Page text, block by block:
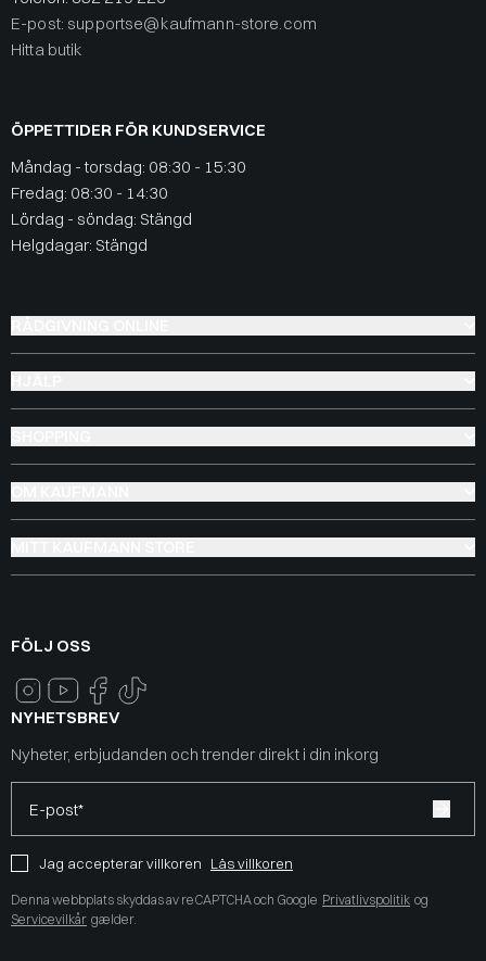
E-post: supportse@kaufmann-store.com
Hitta butik
ÖPPETTIDER FÖR KUNDSERVICE
Måndag - torsdag: 08:30 - 15:30
Fredag: 08:30 - 14:30
Lördag - söndag: Stängd
Helgdagar: Stängd
FÖLJ OSS
NYHETSBREV
Nyheter, erbjudanden och trender direkt i din inkorg
E-post*
Jag accepterar villkoren Läs villkoren
Denna webbplats skyddas av reCAPTCHA och Google Privatlivspolitik og
Servicevilkår gælder.